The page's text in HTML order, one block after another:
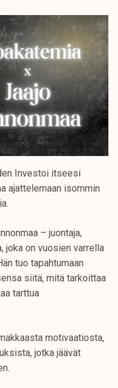
Investoi itseesi
ajattelemaan isommin
– juontaja,
joka on vuosien varrella
tuo tapahtumaan
siitä, mitä tarkoittaa
tarttua
motivaatiosta,
jotka jäävät